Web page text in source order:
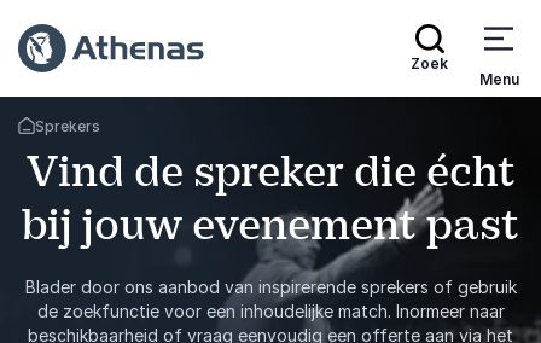
Zoek
Menu
Terug naar de startpagina
Sprekers
Vind de spreker die écht
bij jouw evenement past
Blader door ons aanbod van inspirerende sprekers of gebruik
de zoekfunctie voor een inhoudelijke match. Inormeer naar
beschikbaarheid of vraag eenvoudig een offerte aan via het